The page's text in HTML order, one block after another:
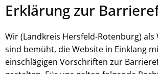
Erklärung
Barrierefreiheit
Erklärung zur
Wir (Landkreis Hersfeld-Rotenburg)
sind bemüht, die Website in Einklang
einschlägigen Vorschriften zur